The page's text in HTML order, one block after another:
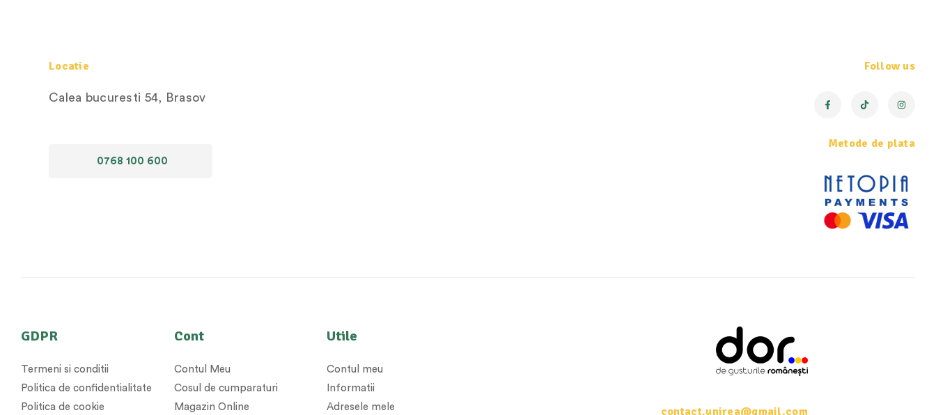
Locatie
Calea bucuresti 54, Brasov
0768 100 600
Follow us
Metode de plata
GDPR
Termeni si conditii
Politica de confidentialitate
Politica de cookie
Cont
Contul Meu
Cosul de cumparaturi
Magazin Online
Utile
Contul meu
Informatii
Adresele mele
contact.unirea@gmail.com